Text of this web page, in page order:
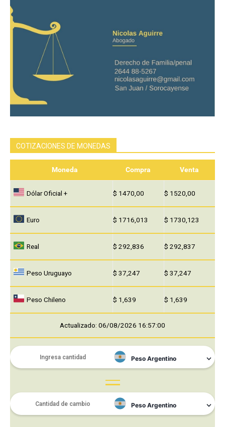
COTIZACIONES DE MONEDAS
Moneda Compra Venta
Dólar Oficial + $ 1470,00 $ 1520,00
Euro $ 1716,013 $ 1730,123
Real $ 292,836 $ 292,837
Peso Uruguayo $ 37,247 $ 37,247
Peso Chileno $ 1,639 $ 1,639
Actualizado: 06/08/2026 16:57:00